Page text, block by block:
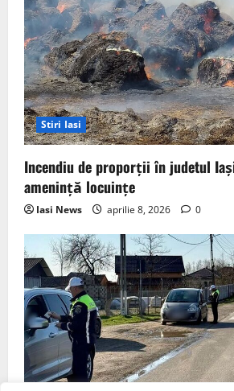
Stiri Iasi
Incendiu de proporții în judetul
amenință locuințe
Iasi News aprilie 8, 2026 0